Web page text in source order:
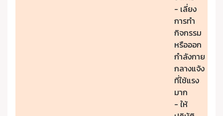
- เลี่ยง
การทำ
กิจกรรม
หรือออก
กำลังกาย
กลางแจ้ง
ที่ใช้แรง
มาก
- ให้